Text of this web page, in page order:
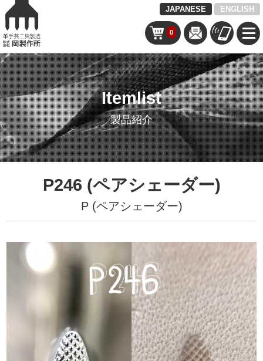
JAPANESE ENGLISH
0
Itemlist
製品紹介
P246 (ペアシェーダー)
P (ペアシェーダー)